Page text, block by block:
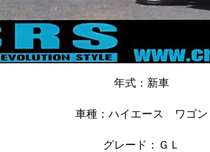
年式：新車
車種：ハイエース ワゴン
グレード：ＧＬ